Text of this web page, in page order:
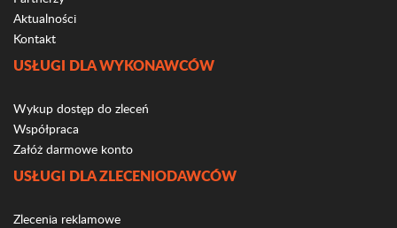
Aktualności
Kontakt
USŁUGI DLA WYKONAWCÓW
Wykup dostęp do zleceń
Współpraca
Załóż darmowe konto
USŁUGI DLA ZLECENIODAWCÓW
Zlecenia reklamowe